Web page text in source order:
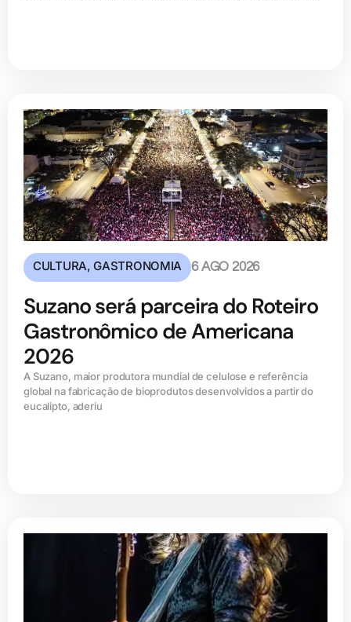
CULTURA,GASTRONOMIA 6 AGO 2026
Suzano será parceira do Roteiro
Gastronômico de Americana
2026
A Suzano, maior produtora mundial de celulose e referência
global na fabricação de bioprodutos desenvolvidos a partir do
eucalipto, aderiu